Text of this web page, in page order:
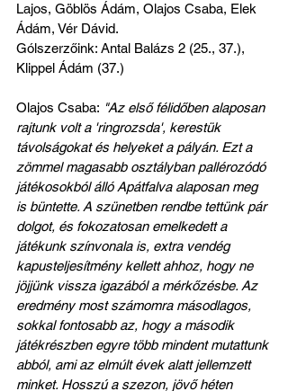
Lajos, Göblös Ádám, Olajos Csaba, Elek
Ádám, Vér Dávid.
Gólszerzőink: Antal Balázs 2 (25., 37.),
Klippel Ádám (37.)
Olajos Csaba: "Az első félidőben alaposan
rajtunk volt a 'ringrozsda', kerestük
távolságokat és helyeket a pályán. Ezt a
zömmel magasabb osztályban pallérozódó
játékosokból álló Apátfalva alaposan meg
is büntette. A szünetben rendbe tettünk pár
dolgot, és fokozatosan emelkedett a
játékunk színvonala is, extra vendég
kapusteljesítmény kellett ahhoz, hogy ne
jöjjünk vissza igazából a mérkőzésbe. Az
eredmény most számomra másodlagos,
sokkal fontosabb az, hogy a második
játékrészben egyre több mindent mutattunk
abból, ami az elmúlt évek alatt jellemzett
minket. Hosszú a szezon, jövő héten